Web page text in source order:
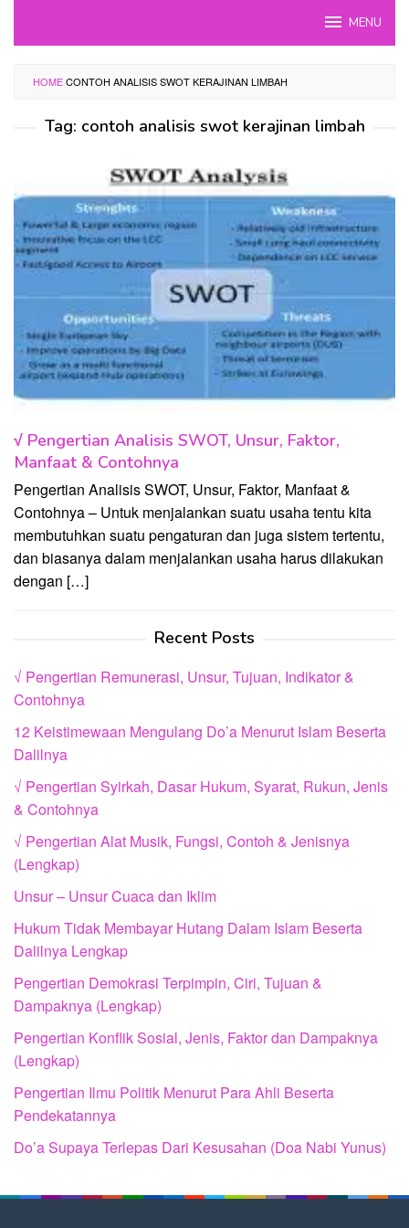
MENU
HOMECONTOH ANALISIS SWOT KERAJINAN LIMBAH
Tag: contoh analisis swot kerajinan limbah
√ Pengertian Analisis SWOT, Unsur, Faktor,
Manfaat & Contohnya
Pengertian Analisis SWOT, Unsur, Faktor, Manfaat &
Contohnya – Untuk menjalankan suatu usaha tentu kita
membutuhkan suatu pengaturan dan juga sistem tertentu,
dan biasanya dalam menjalankan usaha harus dilakukan
dengan […]
Recent Posts
√ Pengertian Remunerasi, Unsur, Tujuan, Indikator &
Contohnya
12 Keistimewaan Mengulang Do’a Menurut Islam Beserta
Dalilnya
√ Pengertian Syirkah, Dasar Hukum, Syarat, Rukun, Jenis
& Contohnya
√ Pengertian Alat Musik, Fungsi, Contoh & Jenisnya
(Lengkap)
Unsur – Unsur Cuaca dan Iklim
Hukum Tidak Membayar Hutang Dalam Islam Beserta
Dalilnya Lengkap
Pengertian Demokrasi Terpimpin, Ciri, Tujuan &
Dampaknya (Lengkap)
Pengertian Konflik Sosial, Jenis, Faktor dan Dampaknya
(Lengkap)
Pengertian Ilmu Politik Menurut Para Ahli Beserta
Pendekatannya
Do’a Supaya Terlepas Dari Kesusahan (Doa Nabi Yunus)